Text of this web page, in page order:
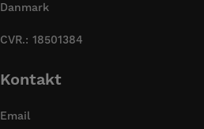
Danmark
CVR.: 18501384
Kontakt
Email